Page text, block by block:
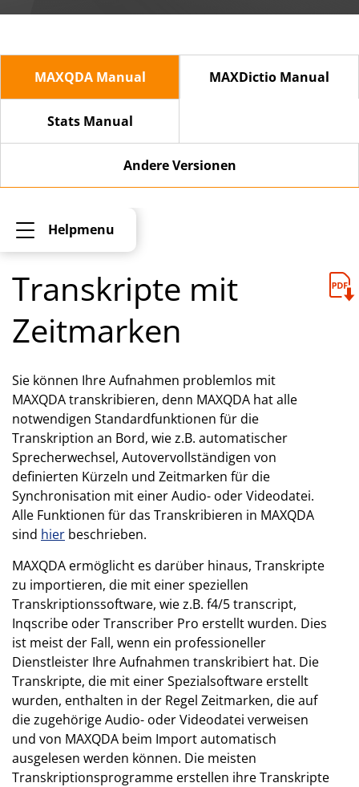
MAXQDA Manual MAXDictio Manual
Stats Manual
Andere Versionen
Helpmenu
Transkripte mit
Zeitmarken
Sie können Ihre Aufnahmen problemlos mit
MAXQDA transkribieren, denn MAXQDA hat alle
notwendigen Standardfunktionen für die
Transkription an Bord, wie z.B. automatischer
Sprecherwechsel, Autovervollständigen von
definierten Kürzeln und Zeitmarken für die
Synchronisation mit einer Audio- oder Videodatei.
Alle Funktionen für das Transkribieren in MAXQDA
sind hier beschrieben.
MAXQDA ermöglicht es darüber hinaus, Transkripte
zu importieren, die mit einer speziellen
Transkriptionssoftware, wie z.B. f4/5 transcript,
Inqscribe oder Transcriber Pro erstellt wurden. Dies
ist meist der Fall, wenn ein professioneller
Dienstleister Ihre Aufnahmen transkribiert hat. Die
Transkripte, die mit einer Spezialsoftware erstellt
wurden, enthalten in der Regel Zeitmarken, die auf
die zugehörige Audio- oder Videodatei verweisen
und von MAXQDA beim Import automatisch
ausgelesen werden können. Die meisten
Transkriptionsprogramme erstellen ihre Transkripte